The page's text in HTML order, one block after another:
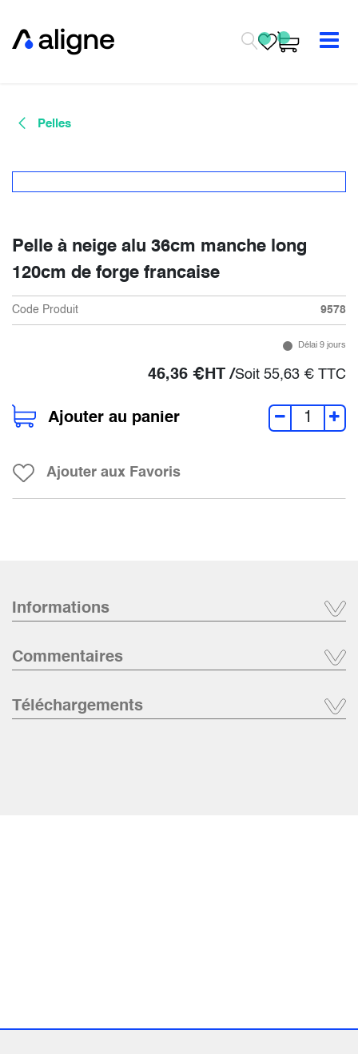
Pelles
Pelle à neige alu 36cm manche long
120cm de forge francaise
Code Produit 9578
Délai 9 jours
46,36 €HT /Soit 55,63 € TTC
Ajouter au panier
Ajouter aux Favoris
Informations
Commentaires
Téléchargements